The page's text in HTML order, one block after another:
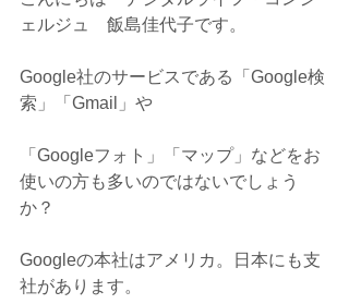
ェルジュ　飯島佳代子です。
Google社のサービスである「Google検
索」「Gmail」や
「Googleフォト」「マップ」などをお
使いの方も多いのではないでしょう
か？
Googleの本社はアメリカ。日本にも支
社があります。